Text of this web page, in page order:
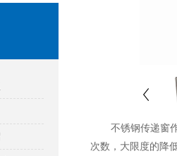
不锈钢传递窗作
次数，大限度的降